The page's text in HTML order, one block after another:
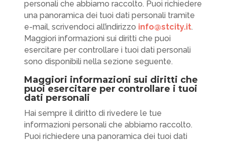
personali che abbiamo raccolto. Puoi richiedere
una panoramica dei tuoi dati personali tramite
e-mail, scrivendoci all’indirizzo info@stcity.it.
Maggiori informazioni sui diritti che puoi
esercitare per controllare i tuoi dati personali
sono disponibili nella sezione seguente.
Maggiori informazioni sui diritti che
puoi esercitare per controllare i tuoi
dati personali
Hai sempre il diritto di rivedere le tue
informazioni personali che abbiamo raccolto.
Puoi richiedere una panoramica dei tuoi dati